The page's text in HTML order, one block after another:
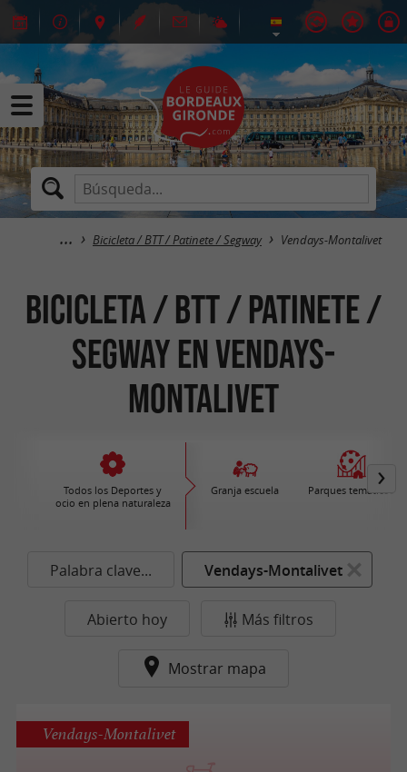
Bicicleta / BTT / Patinete / Segway Vendays-Montalivet
Bicicleta / BTT / Patinete /
Segway en Vendays-
Montalivet
Todos los Deportes y
ocio en plena naturaleza
Granja escuela Parques temáticos
Palabra clave... Vendays-Montalivet
Abierto hoy Más filtros
Mostrar mapa
Vendays-Montalivet